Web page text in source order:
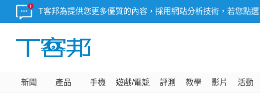
T客邦為提供您更多優質的內容，採用網站分析技術，若您點
新聞 產品 手機 遊戲/電競 評測 教學 影片 活動